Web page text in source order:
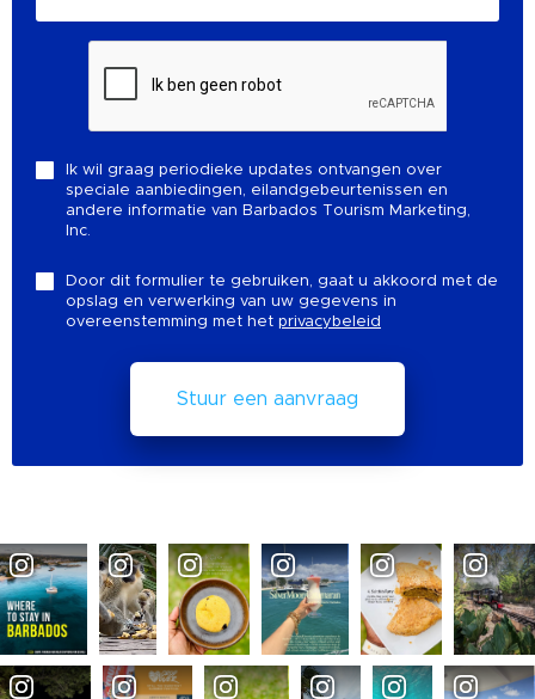
Ik wil graag periodieke updates ontvangen over
speciale aanbiedingen, eilandgebeurtenissen en
andere informatie van Barbados Tourism Marketing,
Inc.
Door dit formulier te gebruiken, gaat u akkoord met de
opslag en verwerking van uw gegevens in
overeenstemming met het privacybeleid